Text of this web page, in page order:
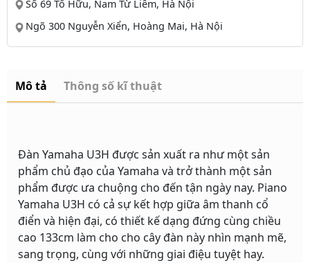
Số 69 Tố Hữu, Nam Từ Liêm, Hà Nội
Ngõ 300 Nguyễn Xiển, Hoàng Mai, Hà Nội
Mô tả Thông số kĩ thuật
Đàn Yamaha U3H được sản xuất ra như một sản
phẩm chủ đạo của Yamaha và trở thành một sản
phẩm được ưa chuộng cho đến tận ngày nay. Piano
Yamaha U3H có cả sự kết hợp giữa âm thanh cổ
điển và hiện đại, có thiết kế dạng đứng cùng chiều
cao 133cm làm cho cho cây đàn này nhìn mạnh mẽ,
sang trọng, cùng với những giai điệu tuyệt hay.